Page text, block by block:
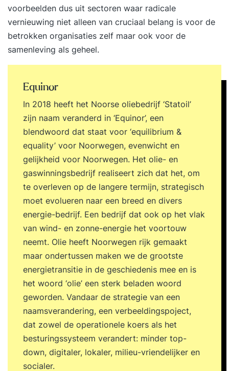
voorbeelden dus uit sectoren waar radicale
vernieuwing niet alleen van cruciaal belang is voor de
betrokken organisaties zelf maar ook voor de
samenleving als geheel.
Equinor
In 2018 heeft het Noorse oliebedrijf ‘Statoil’
zijn naam veranderd in ‘Equinor’, een
blendwoord dat staat voor ‘equilibrium &
equality’ voor Noorwegen, evenwicht en
gelijkheid voor Noorwegen. Het olie- en
gaswinningsbedrijf realiseert zich dat het, om
te overleven op de langere termijn, strategisch
moet evolueren naar een breed en divers
energie-bedrijf. Een bedrijf dat ook op het vlak
van wind- en zonne-energie het voortouw
neemt. Olie heeft Noorwegen rijk gemaakt
maar ondertussen maken we de grootste
energietransitie in de geschiedenis mee en is
het woord ‘olie’ een sterk beladen woord
geworden. Vandaar de strategie van een
naamsverandering, een verbeeldingspoject,
dat zowel de operationele koers als het
besturingssysteem verandert: minder top-
down, digitaler, lokaler, milieu-vriendelijker en
socialer.